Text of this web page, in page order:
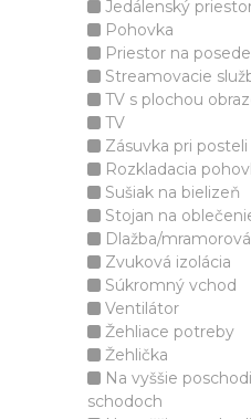
Jedálenský
Pohovka
Priestor na
Streamovacie
TV s plochou
TV
Zásuvka pri posteli
Rozkladacia
Sušiak na bielizeň
Stojan na
Dlažba/
Zvuková izolácia
Súkromný vchod
Ventilátor
Žehliace potreby
Žehlička
Na vyššie
schodoch